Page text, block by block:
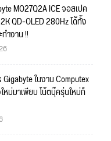
MO27Q2A ICE จอสเปค
QD-OLED 280Hz ได้ทั้ง
ำงาน !!
ในงาน Computex
ม่มาเพียบ โน้ตบุ๊ครุ่นใหม่ก็